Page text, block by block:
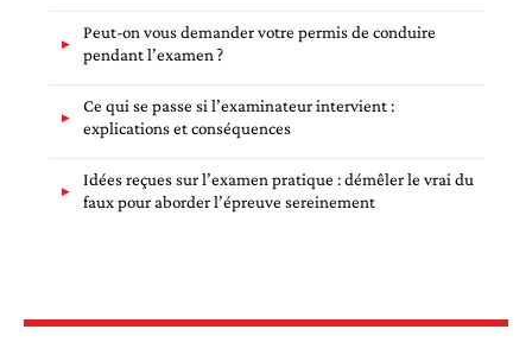
Peut-on vous demander votre permis de conduire
pendant l’examen ?
Ce qui se passe si l’examinateur intervient :
explications et conséquences
Idées reçues sur l’examen pratique : démêler le vrai du
faux pour aborder l’épreuve sereinement